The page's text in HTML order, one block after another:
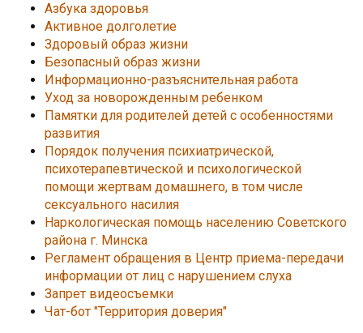
Азбука здоровья
Активное долголетие
Здоровый образ жизни
Безопасный образ жизни
Информационно-разъяснительная работа
Уход за новорожденным ребенком
Памятки для родителей детей с особенностями
развития
Порядок получения психиатрической,
психотерапевтической и психологической
помощи жертвам домашнего, в том числе
сексуального насилия
Наркологическая помощь населению Советского
района г. Минска
Регламент обращения в Центр приема-передачи
информации от лиц с нарушением слуха
Запрет видеосъемки
Чат-бот "Территория доверия"